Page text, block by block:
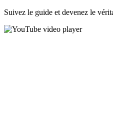
Suivez le guide et devenez le